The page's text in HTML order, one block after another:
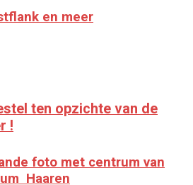
en meer
ten opzichte van de
!
foto met centrum van
Haaren